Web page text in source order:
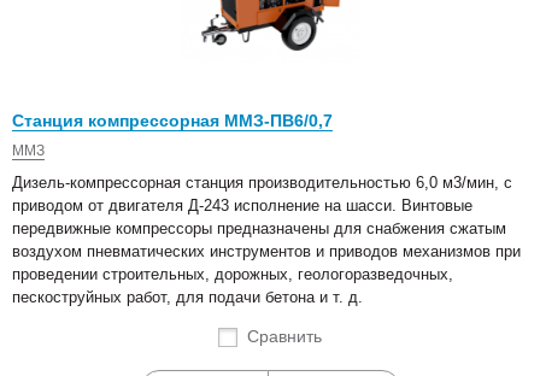
Станция компрессорная ММЗ-ПВ6/0,7
ММЗ
Дизель-компрессорная станция производительностью 6,0 м3/мин, с
приводом от двигателя Д-243 исполнение на шасси. Винтовые
передвижные компрессоры предназначены для снабжения сжатым
воздухом пневматических инструментов и приводов механизмов при
проведении строительных, дорожных, геологоразведочных,
пескоструйных работ, для подачи бетона и т. д.
Сравнить